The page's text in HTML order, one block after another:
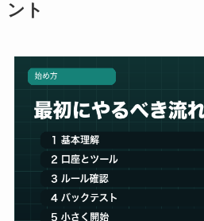
ント